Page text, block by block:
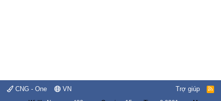
CNG - One VN Trợ giúp
R